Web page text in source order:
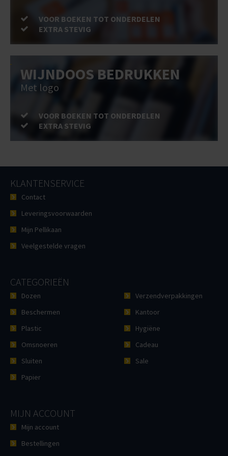
VOOR BOEKEN TOT ONDERDELEN
EXTRA STEVIG
WIJNDOOS BEDRUKKEN
Met logo
VOOR BOEKEN TOT ONDERDELEN
EXTRA STEVIG
KLANTENSERVICE
Contact
Leveringsvoorwaarden
Mijn Pellikaan
Veelgestelde vragen
CATEGORIEËN
Dozen
Beschermen
Plastic
Omsnoeren
Sluiten
Papier
Verzendverpakkingen
Kantoor
Hygiëne
Cadeau
Sale
MIJN ACCOUNT
Mijn account
Bestellingen